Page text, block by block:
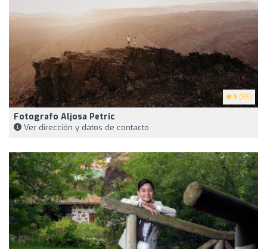
5 (55)
Fotografo Aljosa Petric
Ver dirección y datos de contacto